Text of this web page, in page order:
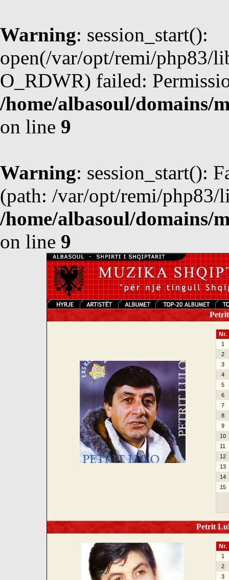
Warning: session_start():
open(/var/opt/remi/php83/
O_RDWR) failed:
/home/albasoul/domains/
on line 9
Warning: session_start():
(path: /var/opt/remi/php83/
/home/albasoul/domains/
on line 9
Nr.
1
2
3
4
5
6
7
8
9
10
11
12
13
14
15
Petrit
Nr.
1
2
3